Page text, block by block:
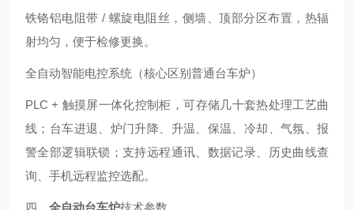
铁铬铝电阻带 / 螺旋电阻丝，侧墙、顶部分区布置，热辐
射均匀，便于检修更换。
全自动智能电控系统（核心区别普通台车炉）
PLC + 触摸屏一体化控制柜，可存储几十套热处理工艺曲
线；台车进退、炉门升降、升温、保温、冷却、气氛、报
警全部逻辑联锁；支持远程通讯、数据记录、历史曲线查
询、手机远程监控选配。
四、 全自动台车炉技术参数